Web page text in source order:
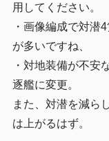
用してください。
・画像編成で対潜
が多いですね、
・対地装備が不安
逐艦に変更。
また、対潜を減ら
は上がるはず。